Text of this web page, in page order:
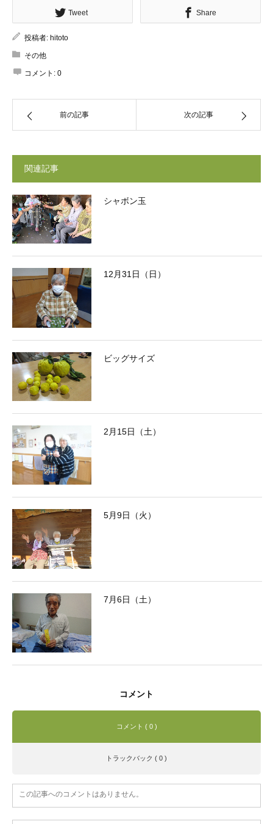
Tweet Share
投稿者: hitoto
その他
コメント: 0
前の記事 次の記事
関連記事
シャボン玉
12月31日（日）
ビッグサイズ
2月15日（土）
5月9日（火）
7月6日（土）
コメント
コメント ( 0 )
トラックバック ( 0 )
この記事へのコメントはありません。